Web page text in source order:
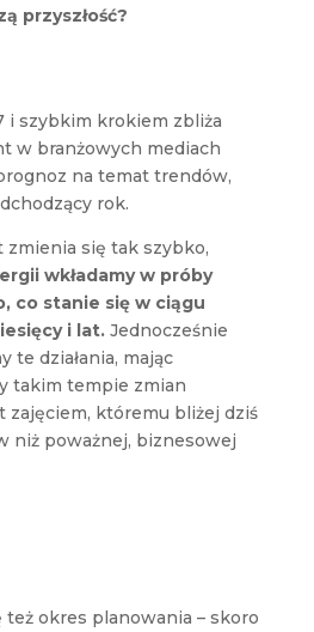
przyszłość?
i szybkim krokiem zbliża
w branżowych mediach
na temat trendów,
rok.
zmienia się tak szybko,
wkładamy w próby
co stanie się w ciągu
i lat.Jednocześnie
te działania, mając
takim tempie zmian
zajęciem, któremu bliżej dziś
niż poważnej, biznesowej
też okres planowania – skoro